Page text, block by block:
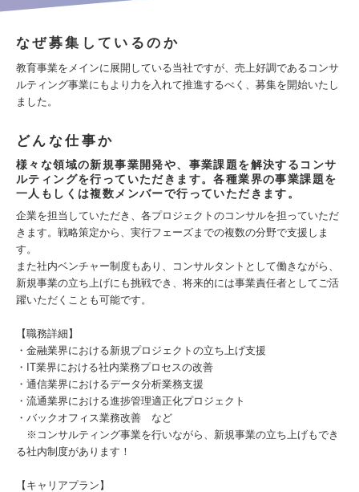
なぜ募集しているのか
教育事業をメインに展開している当社ですが、売上好調であるコンサ
ルティング事業にもより力を入れて推進するべく、募集を開始いたし
ました。
どんな仕事か
様々な領域の新規事業開発や、事業課題を解決するコンサ
ルティングを行っていただきます。各種業界の事業課題を
一人もしくは複数メンバーで行っていただきます。
企業を担当していただき、各プロジェクトのコンサルを担っていただ
きます。戦略策定から、実行フェーズまでの複数の分野で支援しま
す。
また社内ベンチャー制度もあり、コンサルタントとして働きながら、
新規事業の立ち上げにも挑戦でき、将来的には事業責任者としてご活
躍いただくことも可能です。
【職務詳細】
・金融業界における新規プロジェクトの立ち上げ支援
・IT業界における社内業務プロセスの改善
・通信業界におけるデータ分析業務支援
・流通業界における進捗管理適正化プロジェクト
・バックオフィス業務改善 など
※コンサルティング事業を行いながら、新規事業の立ち上げもでき
る社内制度があります！
【キャリアプラン】